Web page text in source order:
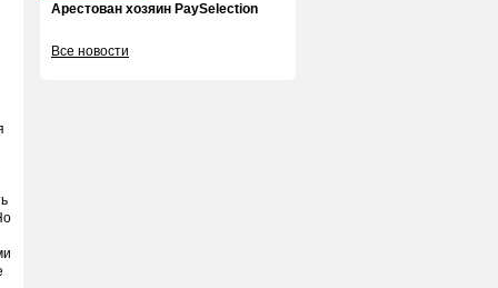
Арестован хозяин PaySelection
Все новости